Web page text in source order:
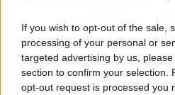
If you wish to opt-out of the sale,
processing of your personal or
targeted advertising by us,
section to confirm your selection.
opt-out request is processed you